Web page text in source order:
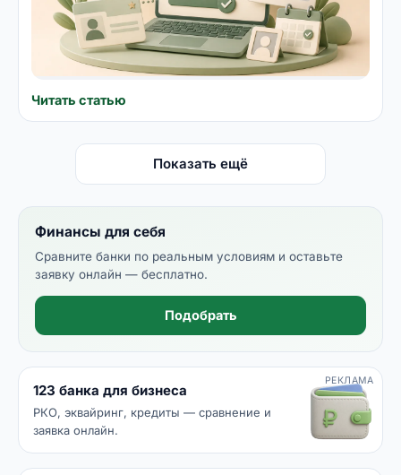
Читать статью
Показать ещё
Финансы для себя
Сравните банки по реальным условиям и оставьте
заявку онлайн — бесплатно.
Подобрать
РЕКЛАМА
123 банка для бизнеса
РКО, эквайринг, кредиты — сравнение и
заявка онлайн.